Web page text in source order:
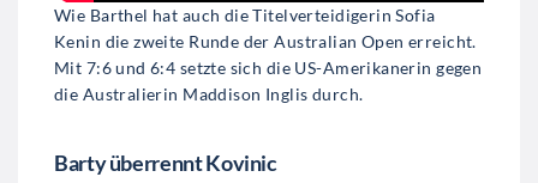
Wie Barthel hat auch die Titelverteidigerin Sofia
Kenin die zweite Runde der Australian Open erreicht.
Mit 7:6 und 6:4 setzte sich die US-Amerikanerin gegen
die Australierin Maddison Inglis durch.
Barty überrennt Kovinic